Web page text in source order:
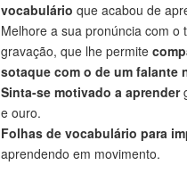
vocabulário que acabou de
Melhore a sua pronúncia com o
gravação, que lhe permite
sotaque com o de um falante
Sinta-se motivado a aprender
e ouro.
Folhas de vocabulário para
aprendendo em movimento.